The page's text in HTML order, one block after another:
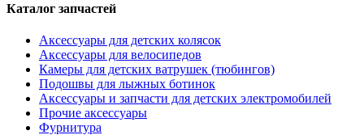
Каталог запчастей
Аксессуары для детских колясок
Аксессуары для велосипедов
Камеры для детских ватрушек (тюбингов)
Подошвы для лыжных ботинок
Аксессуары и запчасти для детских электромобилей
Прочие аксессуары
Фурнитура